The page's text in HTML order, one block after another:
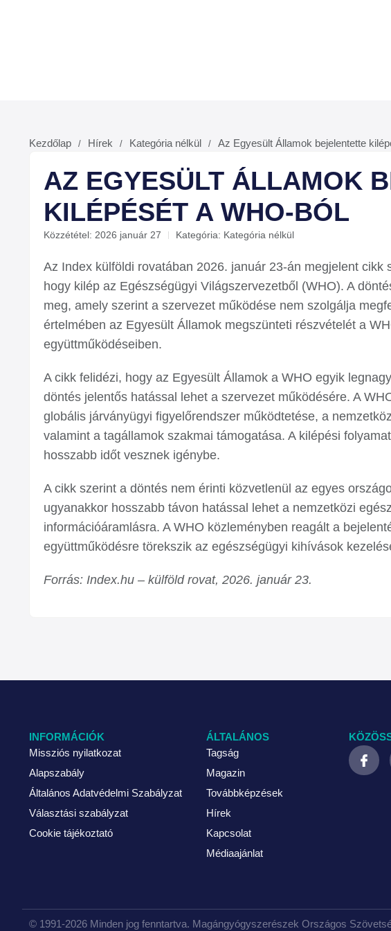
Kezdőlap / Hírek / Kategória nélkül / Az Egyesült Államok bejelentette
AZ EGYESÜLT ÁLLAMOK
KILÉPÉSÉT A WHO-BÓL
Közzététel: 2026 január 27 Kategória: Kategória nélkül
Az Index külföldi rovatában 2026. január 23-án megjelent cikk
hogy kilép az Egészségügyi Világszervezetből (WHO). A
meg, amely szerint a szervezet működése nem szolgálja
értelmében az Egyesült Államok megszünteti részvételét a
együttműködéseiben.
A cikk felidézi, hogy az Egyesült Államok a WHO egyik
döntés jelentős hatással lehet a szervezet működésére. A
globális járványügyi figyelőrendszer működtetése, a
valamint a tagállamok szakmai támogatása. A kilépési
hosszabb időt vesznek igénybe.
A cikk szerint a döntés nem érinti közvetlenül az egyes
ugyanakkor hosszabb távon hatással lehet a nemzetközi
információáramlásra. A WHO közleményben reagált a
együttműködésre törekszik az egészségügyi kihívások
Forrás: Index.hu – külföld rovat, 2026. január 23.
INFORMÁCIÓK
Missziós nyilatkozat
Alapszabály
Általános Adatvédelmi Szabályzat
Választási szabályzat
Cookie tájékoztató
ÁLTALÁNOS
Tagság
Magazin
Továbbképzések
Hírek
Kapcsolat
Médiaajánlat
© 1991-2026 Minden jog fenntartva. Magángyógyszerészek Országos